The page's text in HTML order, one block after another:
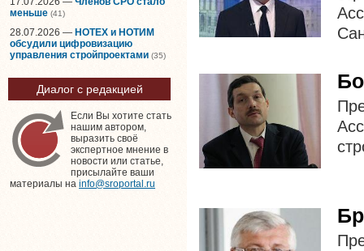
меньше (41)
28.07.2026 — НОТЕХ и НОТИМ
обсудили цифровизацию
управления стройпроектами (35)
Диалог с редакцией
Если Вы хотите стать
нашим автором,
выразить своё
экспертное мнение в
новости или статье,
присылайте ваши
материалы на info@sroportal.ru